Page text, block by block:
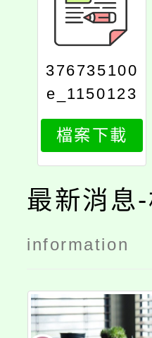
376735100
e_1150123
203_attach
1
檔案下載
最新消息
information